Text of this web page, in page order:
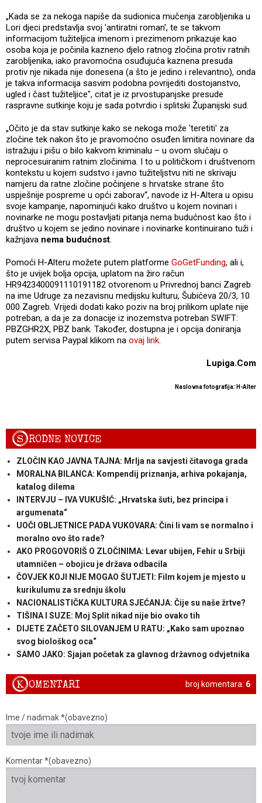
„Kada se za nekoga napiše da sudionica mučenja zarobljenika u
Lori djeci predstavlja svoj 'antiratni roman', te se takvom
informacijom tužiteljica imenom i prezimenom prikazuje kao
osoba koja je počinila kazneno djelo ratnog zločina protiv ratnih
zarobljenika, iako pravomoćna osuđujuća kaznena presuda
protiv nje nikada nije donesena (a što je jedino i relevantno), onda
je takva informacija sasvim podobna povrijediti dostojanstvo,
ugled i čast tužiteljice", citat je iz prvostupanjske presude
raspravne sutkinje koju je sada potvrdio i splitski Županijski sud.
„Očito je da stav sutkinje kako se nekoga može 'teretiti' za
zločine tek nakon što je pravomoćno osuđen limitira novinare da
istražuju i pišu o bilo kakvom kriminalu – u ovom slučaju o
neprocesuiranim ratnim zločinima. I to u političkom i društvenom
kontekstu u kojem sudstvo i javno tužiteljstvu niti ne skrivaju
namjeru da ratne zločine počinjene s hrvatske strane što
uspješnije pospreme u opći zaborav“, navode iz H-Altera u opisu
svoje kampanje, napominjući kako društvo u kojem novinari i
novinarke ne mogu postavljati pitanja nema budućnost kao što i
društvo u kojem se jedino novinare i novinarke kontinuirano tuži i
kažnjava nema budućnost.
Pomoći H-Alteru možete putem platforme GoGetFunding, ali i,
što je uvijek bolja opcija, uplatom na žiro račun
HR9423400091110191182 otvorenom u Privrednoj banci Zagreb
na ime Udruge za nezavisnu medijsku kulturu, Šubićeva 20/3, 10
000 Zagreb. Vrijedi dodati kako poziv na broj prilikom uplate nije
potreban, a da je za donacije iz inozemstva potreban SWIFT:
PBZGHR2X, PBZ bank. Također, dostupna je i opcija doniranja
putem servisa Paypal klikom na ovaj link.
Lupiga.Com
Naslovna fotografija: H-Alter
SRODNE NOVICE
ZLOČIN KAO JAVNA TAJNA: Mrlja na savjesti čitavoga grada
MORALNA BILANCA: Kompendij priznanja, arhiva pokajanja,
katalog dilema
INTERVJU – IVA VUKUŠIĆ: „Hrvatska šuti, bez principa i
argumenata“
UOČI OBLJETNICE PADA VUKOVARA: Čini li vam se normalno i
moralno ovo što rade?
AKO PROGOVORIŠ O ZLOČINIMA: Levar ubijen, Fehir u Srbiji
utamničen – obojicu je država odbacila
ČOVJEK KOJI NIJE MOGAO ŠUTJETI: Film kojem je mjesto u
kurikulumu za srednju školu
NACIONALISTIČKA KULTURA SJEĆANJA: Čije su naše žrtve?
TIŠINA I SUZE: Moj Split nikad nije bio ovako tih
DIJETE ZAČETO SILOVANJEM U RATU: „Kako sam upoznao
svog biološkog oca“
SAMO JAKO: Sjajan početak za glavnog državnog odvjetnika
broj komentara: 6
KOMENTARI
Ime / nadimak *(obavezno)
Komentar *(obavezno)